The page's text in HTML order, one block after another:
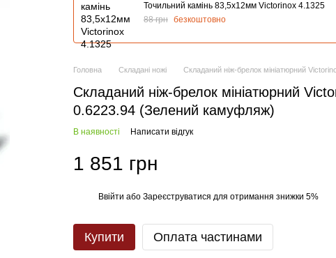
Точильний камінь 83,5х12мм Victorinox 4.1325
88 грн безкоштовно
Головна Складані ножі Складаний ніж-брелок мініатюрний
Складаний ніж-брелок мініатюрний
0.6223.94 (Зелений камуфляж)
В наявності Написати відгук
1 851 грн
Ввійти або Зареєструватися для отримання знижки 5%
Купити Оплата частинами